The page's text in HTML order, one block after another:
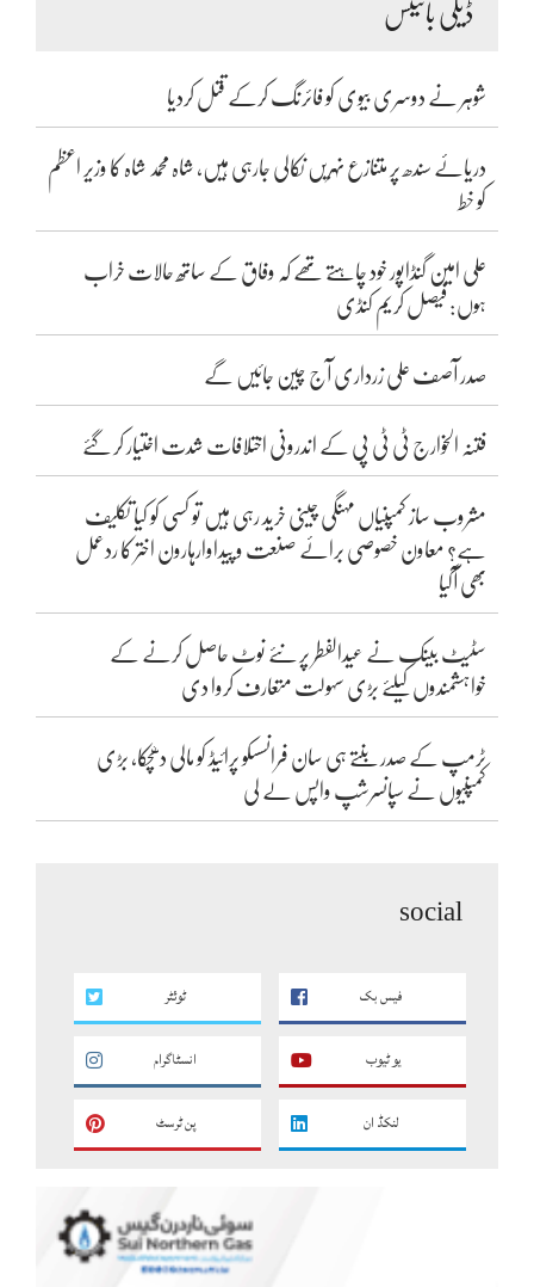
ڈیلی بائیٹس
شوہر نے دوسری بیوی کو فائرنگ کرکے قتل کردیا
دریائے سندھ پر متنازع نہریں نکالی جارہی ہیں، شاہ محمد شاہ کا وزیر اعظم
کو خط
علی امین گنڈاپور خود چاہتے تھے کہ وفاق کے ساتھ حالات خراب
ہوں: فیصل کریم کنڈی
صدر آصف علی زرداری آج چین جائیں گے
فتنہ الخوارج ٹی ٹی پی کے اندرونی اختلافات شدت اختیار کر گئے
مشروب ساز کمپنیاں مہنگی چینی خرید رہی ہیں تو کسی کو کیا تکلیف
ہے؟ معاون خصوصی برائے صنعت و پیداوارہارون اختر کا ردعمل
بھی آگیا
سٹیٹ بینک نے عیدالفطر پر نئے نوٹ حاصل کرنے کے
خواہشمندوں کیلئے بڑی سہولت متعارف کروا دی
ٹرمپ کے صدر بنتے ہی سان فرانسسکو پرائیڈ کو مالی دھچکا، بڑی
کمپنیوں نے سپانسرشپ واپس لے لی
social
فیس بک ٹوئٹر
یو ٹیوب انسٹاگرام
لنکڈ ان پن ٹرسٹ